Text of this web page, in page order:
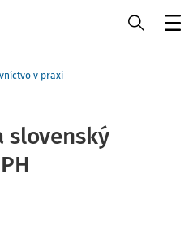
v praxi
slovenský